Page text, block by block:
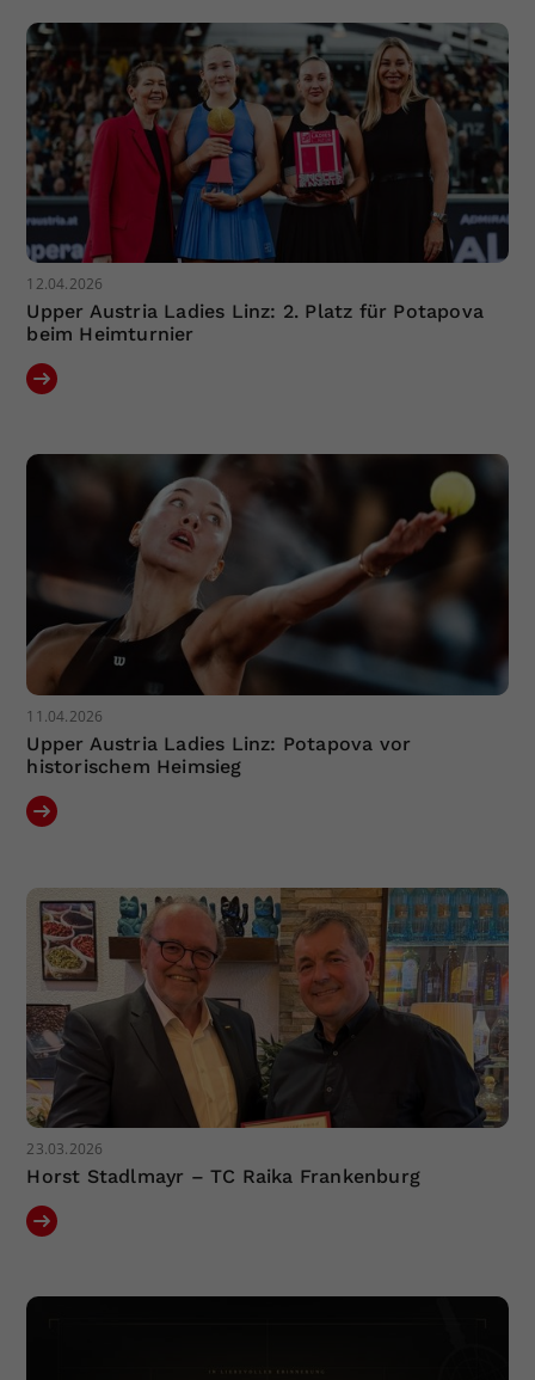
12.04.2026
Upper Austria Ladies Linz: 2. Platz für Potapova
beim Heimturnier
11.04.2026
Upper Austria Ladies Linz: Potapova vor
historischem Heimsieg
23.03.2026
Horst Stadlmayr – TC Raika Frankenburg
Zweck
Dieser Wert speichert Ihre Consent-
Einstellungen. Unter anderem eine
zufällig generierte ID, für die
historische Speicherung Ihrer
vorgenommen Einstellungen, falls der
Webseiten-Betreiber dies eingestellt
hat.